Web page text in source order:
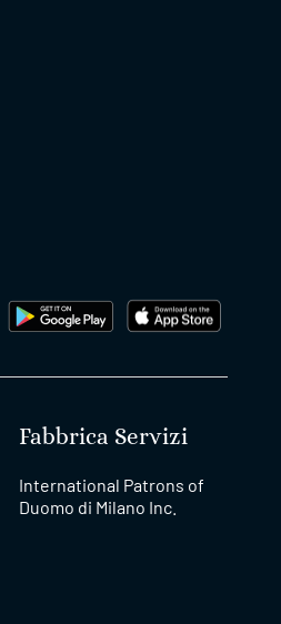
Fabbrica Servizi
International Patrons of
Duomo di Milano Inc.